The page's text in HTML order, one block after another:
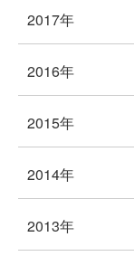
2017年
2016年
2015年
2014年
2013年